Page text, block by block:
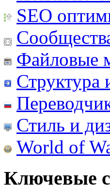
SEO
Файловые
Структура
Стиль и
World of
Ключевые